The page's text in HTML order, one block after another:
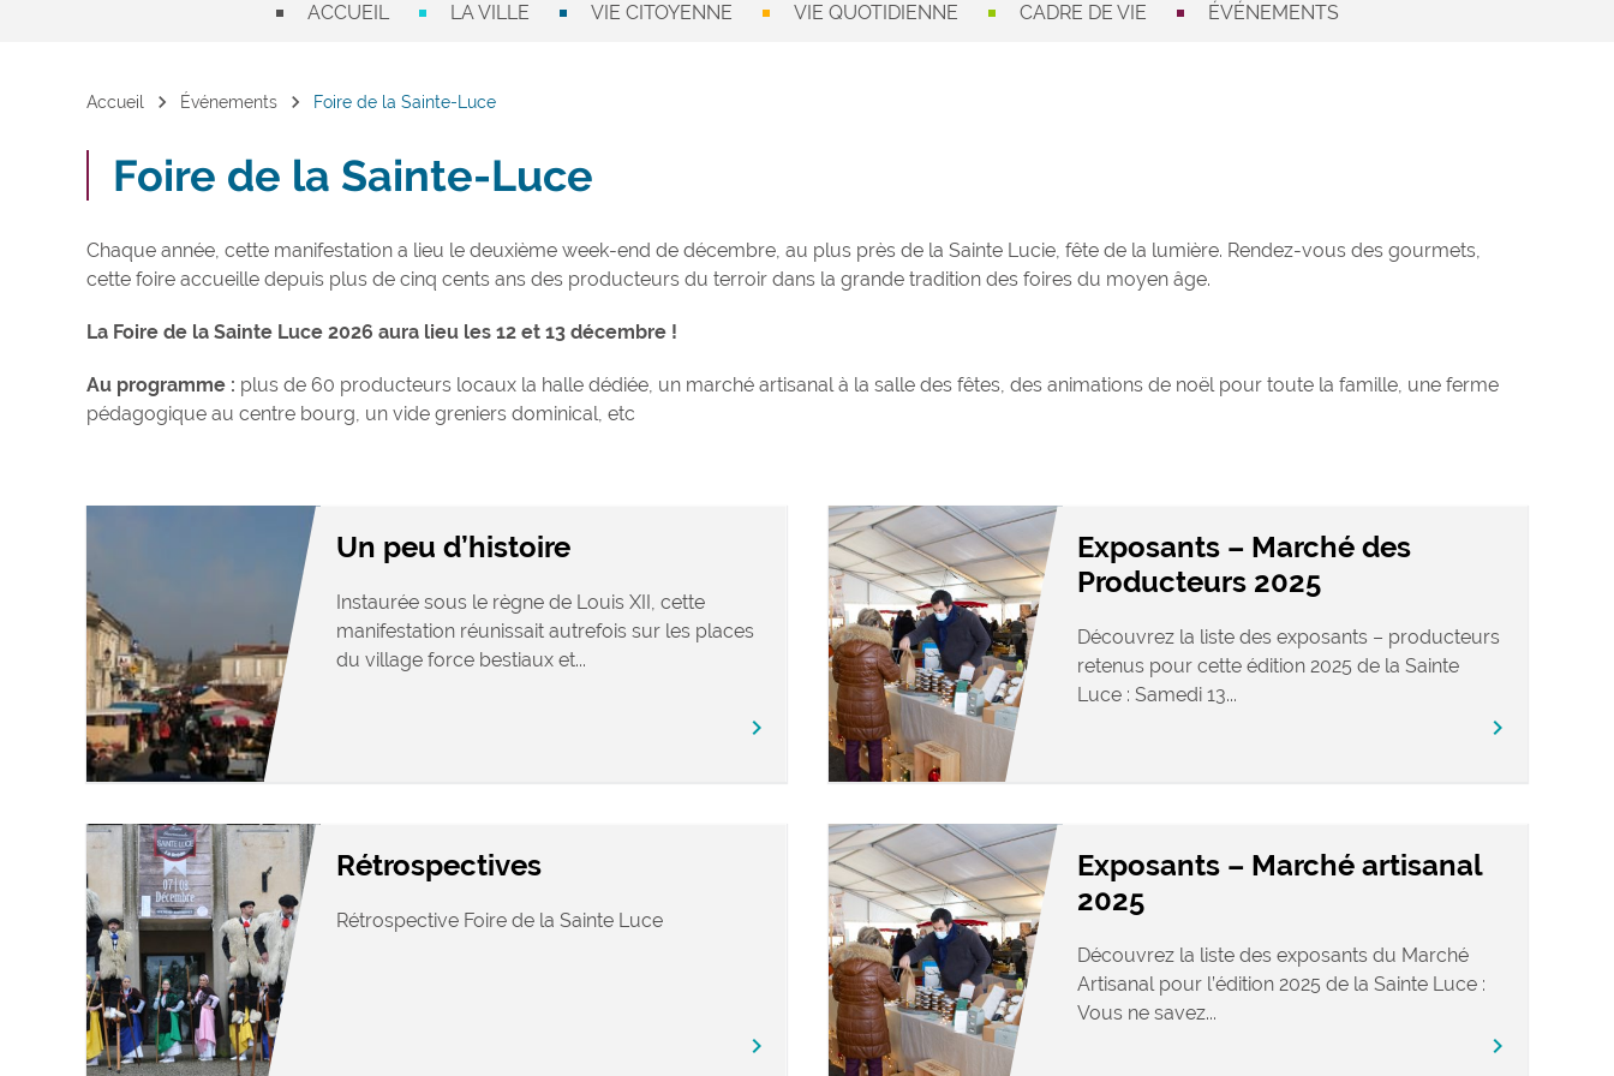
ACCUEIL LA VILLE VIE CITOYENNE VIE QUOTIDIENNE CADRE DE VIE ÉVÉNEMENTS
Accueil chevron_right Événements chevron_right Foire de la Sainte-Luce
Foire de la Sainte-Luce
Chaque année, cette manifestation a lieu le deuxième week-end de décembre, au plus près de la Sainte Lucie, fête de la lumière. Rendez-vous des gourmets,
cette foire accueille depuis plus de cinq cents ans des producteurs du terroir dans la grande tradition des foires du moyen âge.
La Foire de la Sainte Luce 2026 aura lieu les 12 et 13 décembre !
Au programme : plus de 60 producteurs locaux la halle dédiée, un marché artisanal à la salle des fêtes, des animations de noël pour toute la famille, une ferme
pédagogique au centre bourg, un vide greniers dominical, etc
Un peu d’histoire
Instaurée sous le règne de Louis XII, cette
manifestation réunissait autrefois sur les places
du village force bestiaux et...
chevron_right
Exposants – Marché des
Producteurs 2025
Découvrez la liste des exposants – producteurs
retenus pour cette édition 2025 de la Sainte
Luce : Samedi 13...
chevron_right
Rétrospectives
Rétrospective Foire de la Sainte Luce
chevron_right
Exposants – Marché artisanal
2025
Découvrez la liste des exposants du Marché
Artisanal pour l’édition 2025 de la Sainte Luce :
Vous ne savez...
chevron_right